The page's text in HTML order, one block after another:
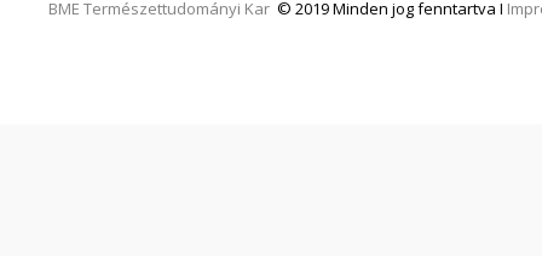
BME Természettudományi Kar © 2019 Minden jog fenntartva I